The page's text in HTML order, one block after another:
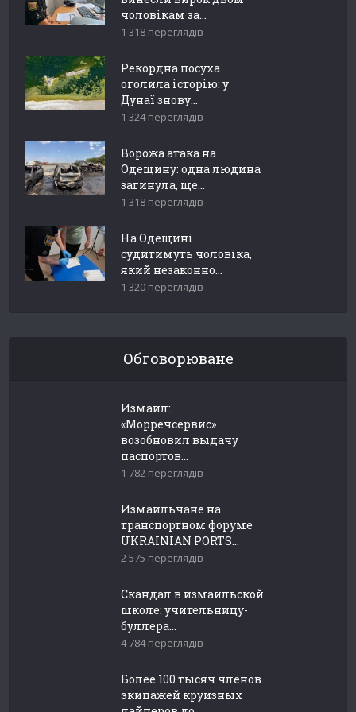
чоловікам за...
1 318 переглядів
Рекордна посуха
оголила історію: у
Дунаї знову...
1 324 переглядів
Ворожа атака на
Одещину: одна людина
загинула, ще...
1 318 переглядів
На Одещині
судитимуть чоловіка,
який незаконно...
1 320 переглядів
Обговорюване
Измаил:
«Морречсервис»
возобновил выдачу
паспортов...
1 782 переглядів
Измаильчане на
транспортном форуме
UKRAINIAN PORTS...
2 575 переглядів
Скандал в измаильской
школе: учительницу-
буллера...
4 784 переглядів
Более 100 тысяч членов
экипажей круизных